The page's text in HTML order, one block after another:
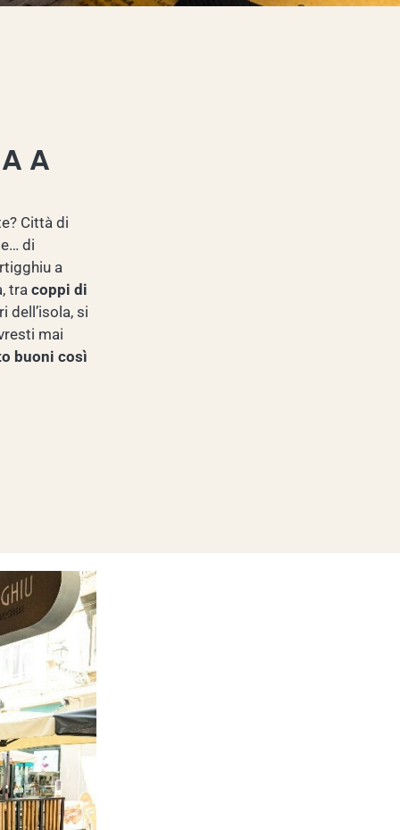
A
Città di
di
a
tra coppi di
dell’isola, si
mai
buoni così